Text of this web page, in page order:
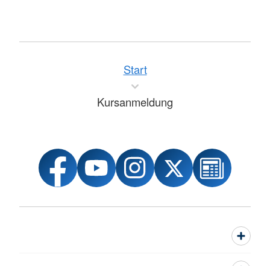
Start
Kursanmeldung